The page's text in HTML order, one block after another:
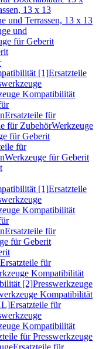
13 x 13
und Terrassen, 13 x 13
und
für Geberit
[1]Ersatzteile
Kompatibilität
Ersatzteile für
für ZubehörWerkzeuge
für Geberit
für
Werkzeuge für Geberit
[1]Ersatzteile
Kompatibilität
Ersatzteile für
für Geberit
Ersatzteile für
Kompatibilität
[2]Presswerkzeuge
Kompatibilität
Ersatzteile für
Kompatibilität
für Presswerkzeuge
Ersatzteile für